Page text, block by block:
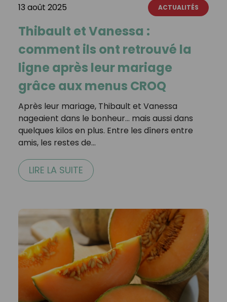
13 août 2025 ACTUALITÉS
Thibault et Vanessa :
comment ils ont retrouvé la
ligne après leur mariage
grâce aux menus CROQ
Après leur mariage, Thibault et Vanessa
nageaient dans le bonheur… mais aussi dans
quelques kilos en plus. Entre les dîners entre
amis, les restes de…
LIRE LA SUITE